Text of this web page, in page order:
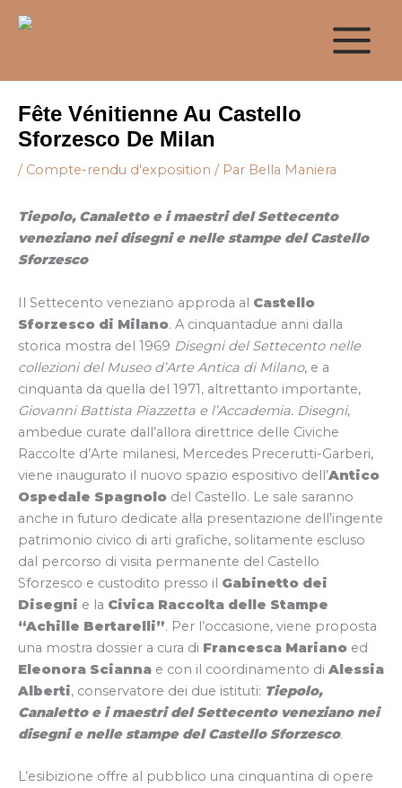
Fête Vénitienne Au Castello
Sforzesco De Milan
/ Compte-rendu d'exposition / Par Bella Maniera
Tiepolo, Canaletto e i maestri del Settecento
veneziano nei disegni e nelle stampe del Castello
Sforzesco
Il Settecento veneziano approda al Castello
Sforzesco di Milano. A cinquantadue anni dalla
storica mostra del 1969 Disegni del Settecento nelle
collezioni del Museo d’Arte Antica di Milano, e a
cinquanta da quella del 1971, altrettanto importante,
Giovanni Battista Piazzetta e l’Accademia. Disegni,
ambedue curate dall’allora direttrice delle Civiche
Raccolte d’Arte milanesi, Mercedes Precerutti-Garberi,
viene inaugurato il nuovo spazio espositivo dell’Antico
Ospedale Spagnolo del Castello. Le sale saranno
anche in futuro dedicate alla presentazione dell’ingente
patrimonio civico di arti grafiche, solitamente escluso
dal percorso di visita permanente del Castello
Sforzesco e custodito presso il Gabinetto dei
Disegni e la Civica Raccolta delle Stampe
“Achille Bertarelli”. Per l’occasione, viene proposta
una mostra dossier a cura di Francesca Mariano ed
Eleonora Scianna e con il coordinamento di Alessia
Alberti, conservatore dei due istituti: Tiepolo,
Canaletto e i maestri del Settecento veneziano nei
disegni e nelle stampe del Castello Sforzesco.
L’esibizione offre al pubblico una cinquantina di opere